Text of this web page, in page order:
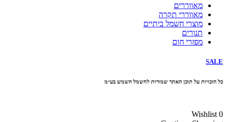
מאווררים
מאווררי תקרה
מוצרי חשמל ביתיים
תנורים
מפזרי חום
SALE
כל הזכויות על תוכן האתר שמורות לחשמל השמש בע״מ
Wishlist 0